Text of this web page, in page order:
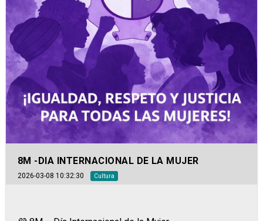
8M -DIA INTERNACIONAL DE LA MUJER
2026-03-08 10:32:30 Cultura